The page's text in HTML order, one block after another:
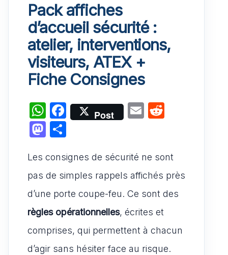
Pack affiches
d’accueil sécurité :
atelier, interventions,
visiteurs, ATEX +
Fiche Consignes
W
h
at
s
A
p
p
F
a
e
b
o
o
k
Post
E
l
di
t
M
st
o
d
o
n
ta
g
er
Les consignes de sécurité ne sont
pas de simples rappels affichés près
d’une porte coupe-feu. Ce sont des
règles opérationnelles, écrites et
comprises, qui permettent à chacun
d’agir sans hésiter face au risque.